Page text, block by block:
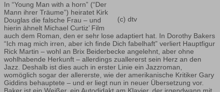
(c) dtv
In “Young Man with a horn” (“Der
Mann ihrer Träume”) heiratet Kirk
Douglas die falsche Frau – und
hierin ähnelt Michael Curtiz’ Film
auch dem Roman, den er sehr lose adaptiert hat. In Dorothy Bakers
“Ich mag mich irren, aber ich finde Dich fabelhaft” verliert Hauptfigur
Rick Martin – wohl an Brix Beiderbecke angelehnt, aber ohne
wohlhabende Herkunft – allerdings zuallererst sein Herz an den
Jazz. Deshalb ist dies auch in erster Linie ein Jazzroman,
womöglich sogar der allererste, wie der amerikanische Kritiker Gary
Giddins behauptete – und er liegt nun in neuer Übersetzung vor.